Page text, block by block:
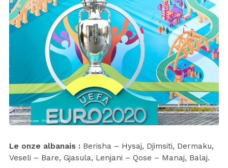
Le onze albanais : Berisha – Hysaj, Djimsiti, Dermaku,
Veseli – Bare, Gjasula, Lenjani – Qose – Manaj, Balaj.